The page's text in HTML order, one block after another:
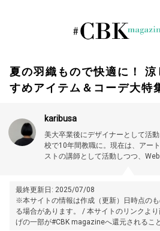
夏の羽織もので快適に！
すめアイテム＆コーデ大特
karibusa
美大卒業後にデザイナーとして活
校で10年間教職に。現在は、アー
ストの講師として活動しつつ、
最終更新日: 2025/07/08
※本サイトの情報は作成（更新）日時点の
る場合があります。 / 本サイトのリンクよ
げの一部が#CBK magazineへ還元されるこ